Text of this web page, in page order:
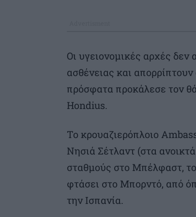
Οι υγειονομικές αρχές
ασθένειας και
πρόσφατα προκάλεσε τον
Hondius.
Το κρουαζιερόπλοιο
Νησιά Σέτλαντ (στα
σταθμούς στο Μπέλφαστ, το
φτάσει στο Μπορντό, από
την Ισπανία.